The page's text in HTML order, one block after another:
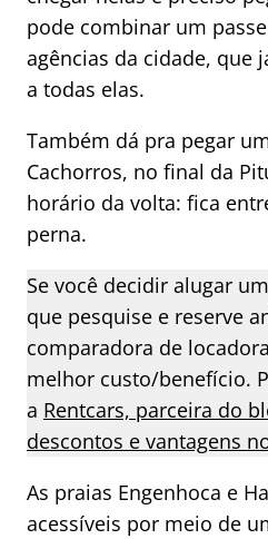
pode combinar um
agências da cidade, que
a todas elas.
Também dá pra pegar
Cachorros, no final da
horário da volta: fica
perna.
Se você decidir alugar
que pesquise e reserve
comparadora de
melhor custo/benefício.
a Rentcars, parceira do
descontos e vantagens
As praias Engenhoca e
acessíveis por meio de